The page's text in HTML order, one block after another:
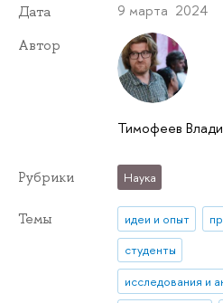
Дата 9 марта 2024
Автор
Тимофеев
Рубрики Наука
Темы идеи и опыт
студенты
исследования и